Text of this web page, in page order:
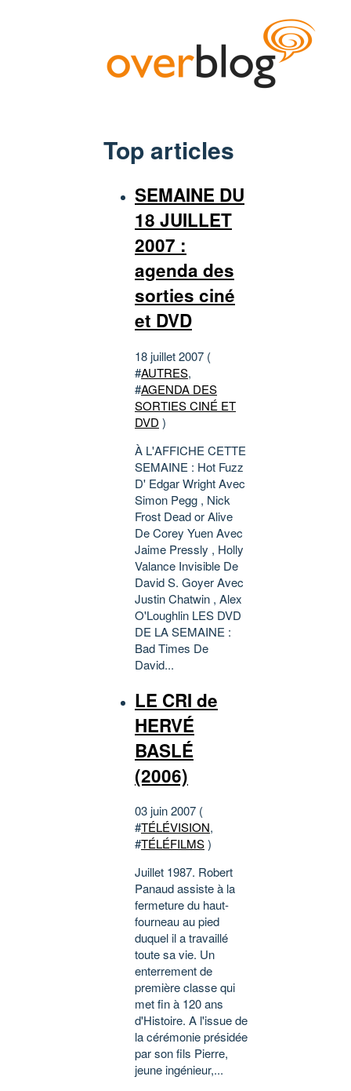
Top articles
SEMAINE DU
18 JUILLET
2007 :
agenda des
sorties ciné
et DVD
18 juillet 2007 (
#AUTRES,
#AGENDA DES
SORTIES CINÉ ET
DVD )
À L'AFFICHE CETTE
SEMAINE : Hot Fuzz
D' Edgar Wright Avec
Simon Pegg , Nick
Frost Dead or Alive
De Corey Yuen Avec
Jaime Pressly , Holly
Valance Invisible De
David S. Goyer Avec
Justin Chatwin , Alex
O'Loughlin LES DVD
DE LA SEMAINE :
Bad Times De
David...
LE CRI de
HERVÉ
BASLÉ
(2006)
03 juin 2007 (
#TÉLÉVISION,
#TÉLÉFILMS)
Juillet 1987. Robert
Panaud assiste à la
fermeture du haut-
fourneau au pied
duquel il a travaillé
toute sa vie. Un
enterrement de
première classe qui
met fin à 120 ans
d'Histoire. A l'issue de
la cérémonie présidée
par son fils Pierre,
jeune ingénieur,...